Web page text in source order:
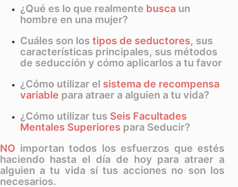
¿Qué es lo que realmente buscaun
hombre en una mujer?
Cuáles son los tipos de seductores, sus
características principales, sus métodos
de seducción y cómo aplicarlos a tu favor
¿Cómo utilizar el sistema de recompensa
variable para atraer a alguien a tu vida?
¿Cómo utilizar tus Seis Facultades
Mentales Superiores para Seducir?
NO importan todos los esfuerzos que estés
haciendo hasta el día de hoy para atraer a
alguien a tu vida sí tus acciones no son los
necesarios.